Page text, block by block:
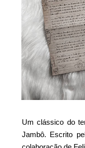
Um clássico do
Jambô. Escrito